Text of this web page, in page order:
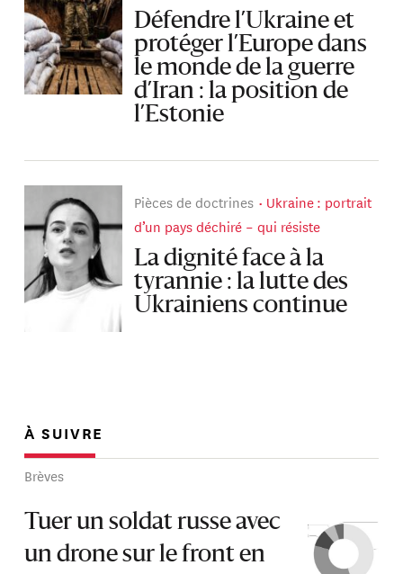
Défendre l’Ukraine et
protéger l’Europe dans
le monde de la guerre
d’Iran : la position de
l’Estonie
Pièces de doctrines
Ukraine : portrait
d’un pays déchiré – qui résiste
La dignité face à la
tyrannie : la lutte des
Ukrainiens continue
À SUIVRE
Brèves
Tuer un soldat russe avec
un drone sur le front en